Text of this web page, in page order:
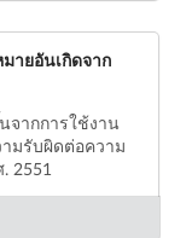
ายอันเกิดจาก
จากการใช้งาน
มรับผิดต่อความ
2551